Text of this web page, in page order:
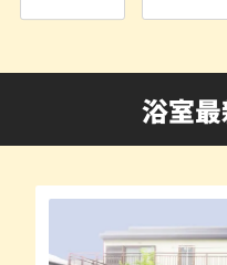
浴室